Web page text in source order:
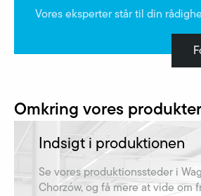
Vores eksperter står til din
Omkring vores produkter
Indsigt i produktionen
Se vores produktionssteder i
Chorzów, og få mere at vide om